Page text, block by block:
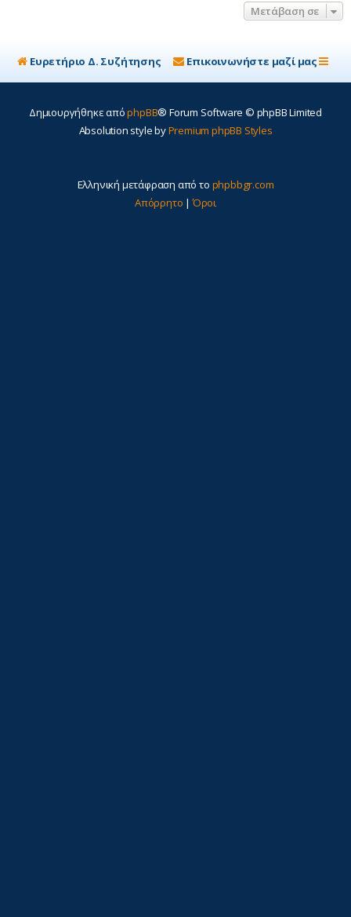
Μετάβαση σε
Ευρετήριο Δ. Συζήτησης Επικοινωνήστε μαζί μας
Δημιουργήθηκε απόphpBB® Forum Software © phpBB Limited
Absolution style byPremium phpBB Styles
Ελληνική μετάφραση από το phpbbgr.com
Απόρρητο |Όροι